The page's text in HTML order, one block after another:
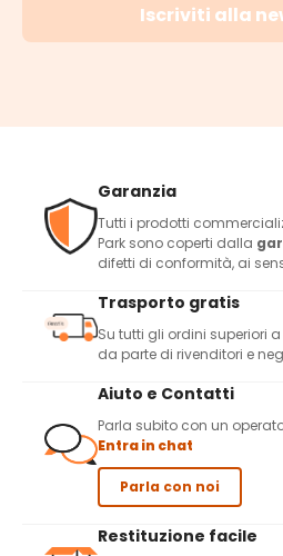
Iscriviti alla
Garanzia
Tutti i prodotti
Park sono coperti dalla
difetti di conformità, ai
Trasporto gratis
Su tutti gli ordini superiori a
da parte di rivenditori e
Aiuto e Contatti
Parla subito con un
Entra in chat
Parla con noi
Restituzione facile